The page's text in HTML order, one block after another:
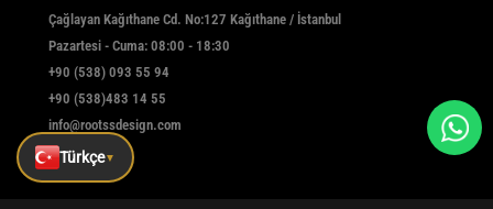
Türkçe▼
Çağlayan Kağıthane Cd. No:127 Kağıthane / İstanbul
Pazartesi - Cuma: 08:00 - 18:30
+90 (538) 093 55 94
+90 (538)483 14 55
info@rootssdesign.com
E-Bülten